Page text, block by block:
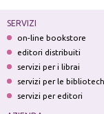
SERVIZI
on-line bookstore
editori distribuiti
servizi per i librai
servizi per le
servizi per editori